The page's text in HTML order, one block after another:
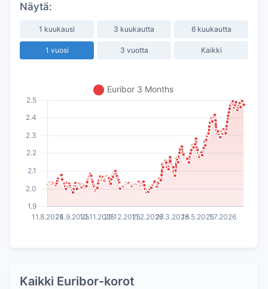
Näytä:
1 kuukausi 3 kuukautta 6 kuukautta
1 vuosi 3 vuotta Kaikki
Kaikki Euribor-korot